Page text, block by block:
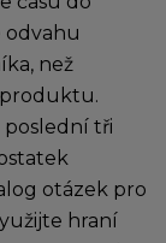
odvahu
než
poslední tři
otázek pro
hraní